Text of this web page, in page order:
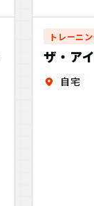
トレーニ
ザ・ア
きクリ
自宅